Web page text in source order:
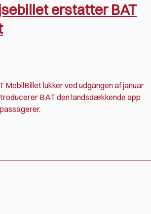
erstatter BAT
MobilBillet lukker ved udgangen af januar
BAT den landsdækkende app